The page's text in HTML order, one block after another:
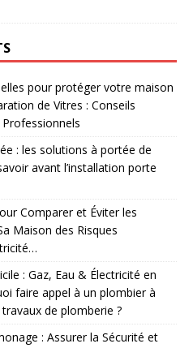
pour protéger votre maison
de Vitres : Conseils
: les solutions à portée de
avant l’installation porte
Comparer et Éviter les
Maison des Risques
: Gaz, Eau & Électricité en
faire appel à un plombier à
de plomberie ?
: Assurer la Sécurité et